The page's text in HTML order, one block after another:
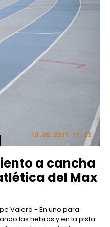
a cancha
del Max
uno para
las hebras y en la pista